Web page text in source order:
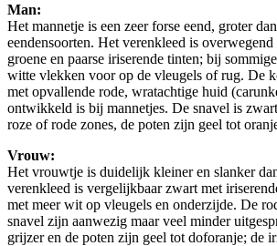
Man:
Het mannetje is een zeer forse eend, groter
eendensoorten. Het verenkleed is
groene en paarse iriserende tinten; bij
witte vlekken voor op de vleugels of rug. De
met opvallende rode, wratachtige huid
ontwikkeld is bij mannetjes. De snavel is
roze of rode zones, de poten zijn geel tot
Vrouw:
Het vrouwtje is duidelijk kleiner en slanker
verenkleed is vergelijkbaar zwart met
met meer wit op vleugels en onderzijde. De
snavel zijn aanwezig maar veel minder
grijzer en de poten zijn geel tot doforanje; de